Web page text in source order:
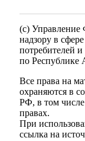
(c) Управление
надзору в
потребителей и
по Республике
Все права на
охраняются в
РФ, в том
правах.
При
ссылка на